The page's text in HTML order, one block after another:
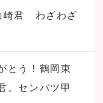
崎君 わざわざ
とう！鶴岡東
。センバツ甲